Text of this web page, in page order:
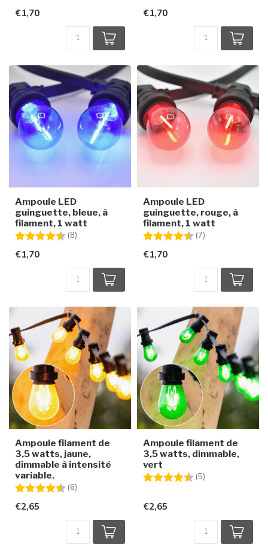
€1,70 €1,70
Ampoule LED
guinguette, bleue, à
filament, 1 watt
Note:
(8)
€1,70
Ampoule LED
guinguette, rouge, à
filament, 1 watt
Note:
(7)
€1,70
Ampoule filament de
3,5 watts, jaune,
dimmable à intensité
variable.
Note:
(6)
€2,65
Ampoule filament de
3,5 watts, dimmable,
vert
Note:
(5)
€2,65